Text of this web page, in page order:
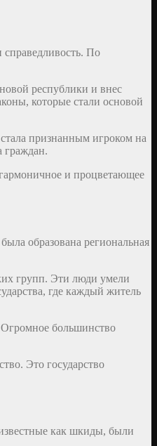
По
республики и внес
которые стали основой
признанным игроком на
граждан.
и процветающее
образована региональная
групп. Эти люди умели
где каждый житель
большинство
Это государство
как шкиды, были